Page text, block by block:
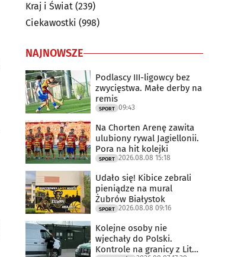
Kraj i Świat (239)
Ciekawostki (998)
NAJNOWSZE
Podlascy III-ligowcy bez
zwycięstwa. Małe derby na
remis
SPORT 09:43
Na Chorten Arenę zawita
ulubiony rywal Jagiellonii.
Pora na hit kolejki
SPORT 2026.08.08 15:18
Udało się! Kibice zebrali
pieniądze na mural
Żubrów Białystok
SPORT 2026.08.08 09:16
Kolejne osoby nie
wjechały do Polski.
Kontrole na granicy z Litwą